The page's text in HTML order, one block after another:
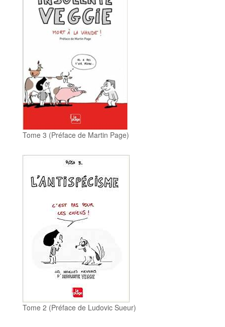
Tome 3 (Préface de Martin Page)
Tome 2 (Préface de Ludovic Sueur)